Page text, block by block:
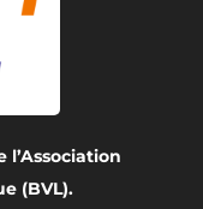
(BVL).